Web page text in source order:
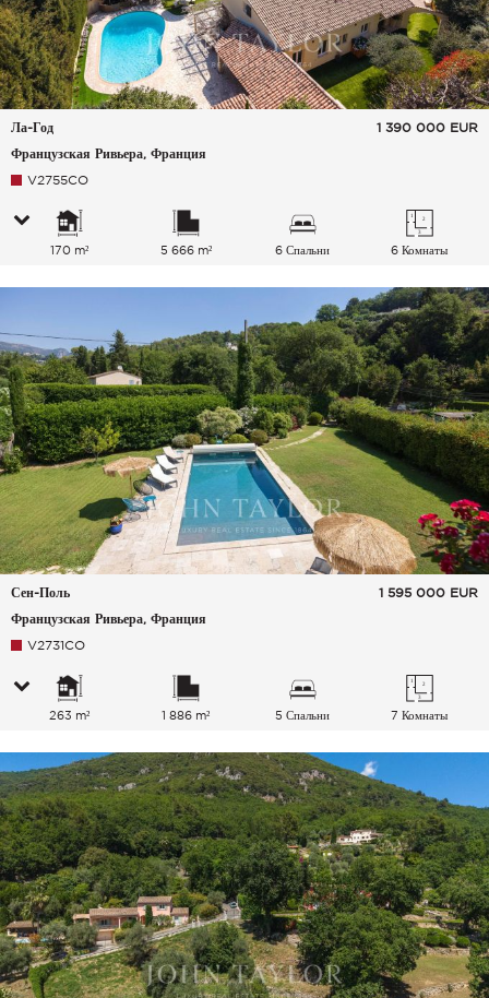
Ла-Год
Французская Ривьера, Франция
1 390 000 EUR
V2755CO
170 m² 5 666 m² 6 Спальни 6 Комнаты
Сен-Поль
Французская Ривьера, Франция
1 595 000 EUR
V2731CO
263 m² 1 886 m² 5 Спальни 7 Комнаты